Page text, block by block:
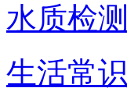
水质检测
生活常识